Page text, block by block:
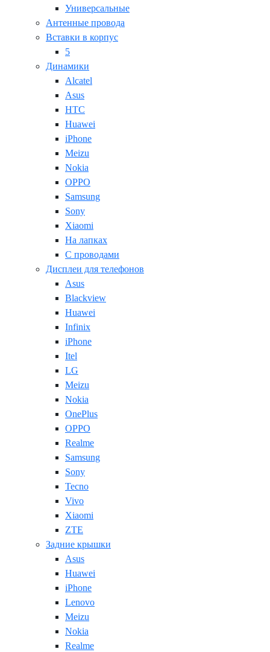
Универсальные
Антенные провода
Вставки в корпус
5
Динамики
Alcatel
Asus
HTC
Huawei
iPhone
Meizu
Nokia
OPPO
Samsung
Sony
Xiaomi
На лапках
С проводами
Дисплеи для телефонов
Asus
Blackview
Huawei
Infinix
iPhone
Itel
LG
Meizu
Nokia
OnePlus
OPPO
Realme
Samsung
Sony
Tecno
Vivo
Xiaomi
ZTE
Задние крышки
Asus
Huawei
iPhone
Lenovo
Meizu
Nokia
Realme